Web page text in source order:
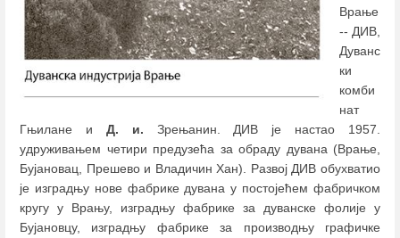
Врање
-- ДИВ,
Дуванс
ки
комби
нат
Гњилане и Д. и. Зрењанин. ДИВ је настао 1957.
удруживањем четири предузећа за обраду дувана (Врање,
Бујановац, Прешево и Владичин Хан). Развој ДИВ обухватио
је изградњу нове фабрике дувана у постојећем фабричком
кругу у Врању, изградњу фабрике за дуванске фолије у
Бујановцу, изградњу фабрике за производњу графичке